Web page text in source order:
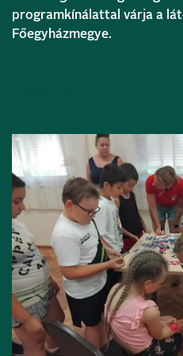
programkínálattal várja a
Főegyházmegye.